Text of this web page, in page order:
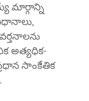
మార్గాన్ని
అత్యధిక-
సాంకేతిక